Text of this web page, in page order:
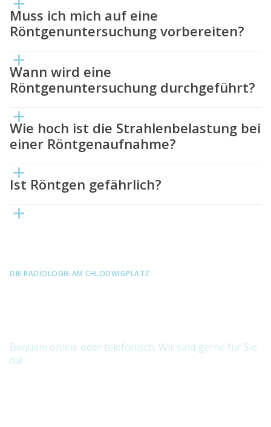
Muss ich mich auf eine
Röntgenuntersuchung vorbereiten?
Wann wird eine
Röntgenuntersuchung durchgeführt?
Wie hoch ist die Strahlenbelastung bei
einer Röntgenaufnahme?
Ist Röntgen gefährlich?
DIE RADIOLOGIE AM CHLODWIGPLATZ
Bequem online oder telefonisch. Wir sind gerne für Sie
da!